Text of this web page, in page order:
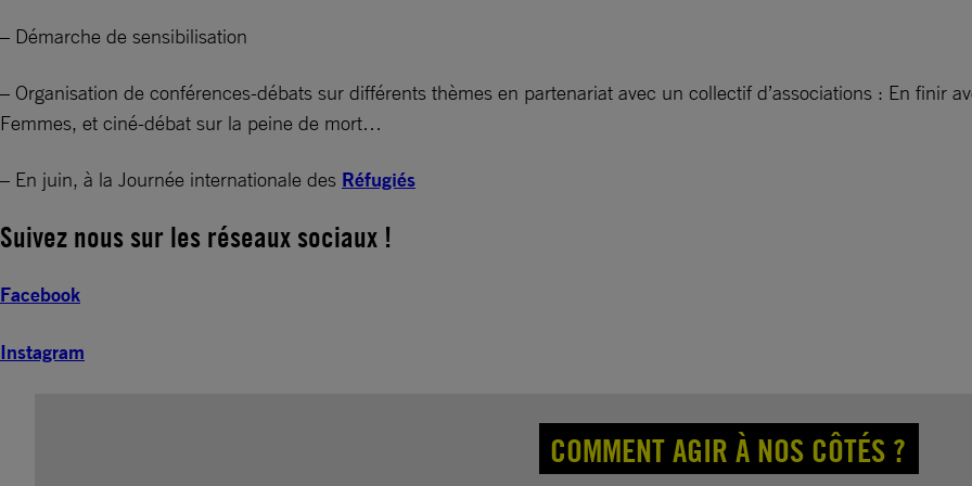
– Démarche de sensibilisation
– Organisation de conférences-débats sur différents thèmes en partenariat avec un collectif d’associations : En finir
Femmes, et ciné-débat sur la peine de mort…
– En juin, à la Journée internationale des Réfugiés
Suivez nous sur les réseaux sociaux !
Facebook
Instagram
COMMENT AGIR À NOS CÔTÉS ?